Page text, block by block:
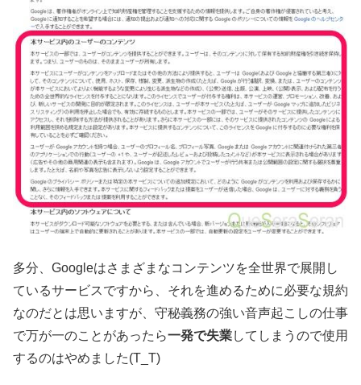
多分、Googleはさまざまなコンテンツを全世界で展開し
ているサービスですから、それを進めるために必要な規約
なのだとは思いますが、守秘義務の強い音声起こしの仕事
で万が一のことがあったら一発で失業してしまうので使用
するのはやめました(T_T)